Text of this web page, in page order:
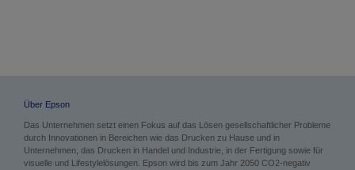
Über Epson
Das Unternehmen setzt einen Fokus auf das Lösen gesellschaftlicher Probleme
durch Innovationen in Bereichen wie das Drucken zu Hause und in
Unternehmen, das Drucken in Handel und Industrie, in der Fertigung sowie für
visuelle und Lifestylelösungen. Epson wird bis zum Jahr 2050 CO2-negativ